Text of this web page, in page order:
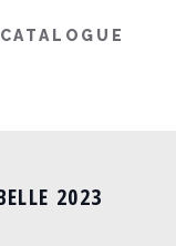
2023